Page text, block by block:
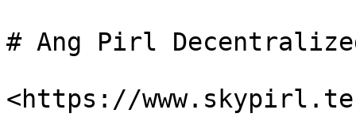
# Ang Pirl
​<https://